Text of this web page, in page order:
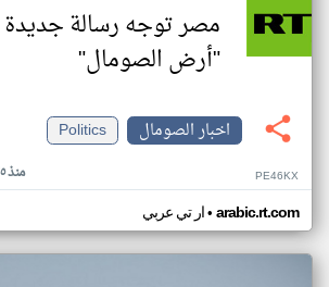
مصر توجه رسالة جديدة
"أرض الصومال"
اخبار الصومال
Politics
منذ ٢٥ يوم PE46KX
ار تي عربي• arabic.rt.com